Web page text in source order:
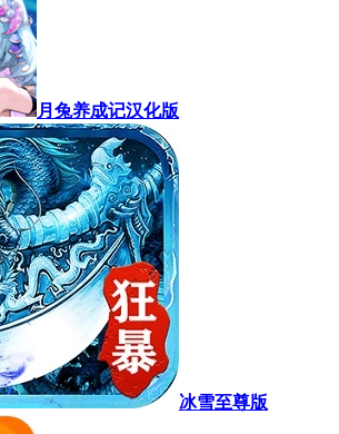
月兔养成记汉化版
冰雪至尊版